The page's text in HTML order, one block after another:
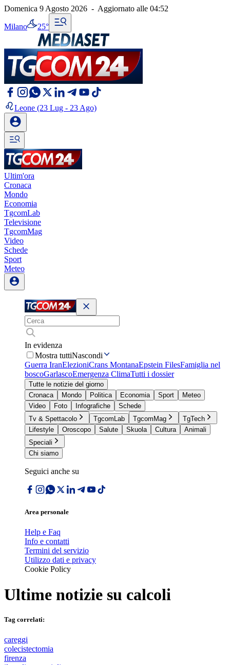
Domenica 9 Agosto 2026 - Aggiornato alle 04:52
Milano 25°
Leone (23 Lug - 23 Ago)
Ultim'ora
Cronaca
Mondo
Economia
TgcomLab
Televisione
TgcomMag
Video
Schede
Sport
Meteo
In evidenza
Mostra tuttiNascondi
Guerra IranElezioniCrans MontanaEpstein FilesFamiglia nel
boscoGarlascoEmergenza ClimaTutti i dossier
Tutte le notizie del giorno
Cronaca
Mondo Politica Economia Sport
Meteo
Video
Foto Infografiche
Schede
Tv & Spettacolo
TgcomLab TgcomMag
TgTech
Lifestyle
Oroscopo Salute Skuola Cultura
Animali
Speciali
Chi siamo
Seguici anche su
Area personale
Help e Faq
Info e contatti
Termini del servizio
Utilizzo dati e privacy
Cookie Policy
Ultime notizie su calcoli
Tag correlati:
careggi
colecistectomia
firenza